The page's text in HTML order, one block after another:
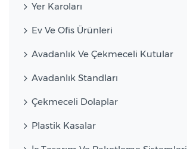
Yer Karoları
Ev Ve Ofis Ürünleri
Avadanlık Ve Çekmeceli Kutular
Avadanlık Standları
Çekmeceli Dolaplar
Plastik Kasalar